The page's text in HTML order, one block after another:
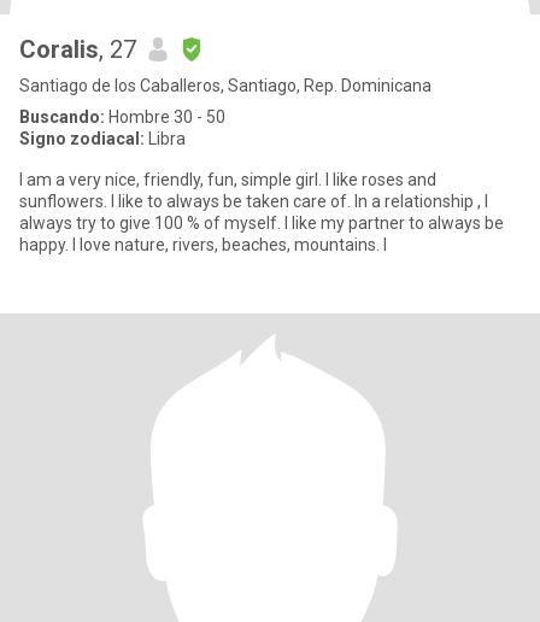
Coralis, 27
Santiago de los Caballeros, Santiago, Rep. Dominicana
Buscando: Hombre 30 - 50
Signo zodiacal: Libra
I am a very nice, friendly, fun, simple girl. I like roses and
sunflowers. I like to always be taken care of. In a relationship , I
always try to give 100 % of myself. I like my partner to always be
happy. I love nature, rivers, beaches, mountains. I